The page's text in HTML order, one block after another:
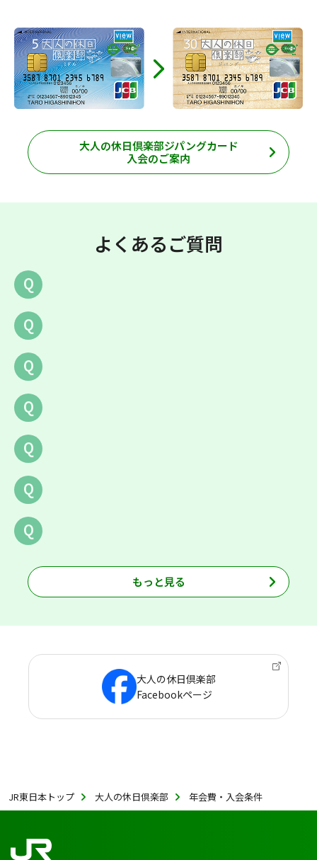
大人の休日倶楽部ジパングカード
入会のご案内
よくあるご質問
Q
Q
Q
Q
Q
Q
Q
もっと見る
大人の休日倶楽部
Facebookページ
JR東日本トップ 大人の休日倶楽部 年会費・入会条件